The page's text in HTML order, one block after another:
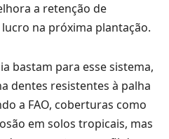
a retenção de
na próxima plantação.
bastam para esse sistema,
dentes resistentes à palha
a FAO, coberturas como
em solos tropicais, mas